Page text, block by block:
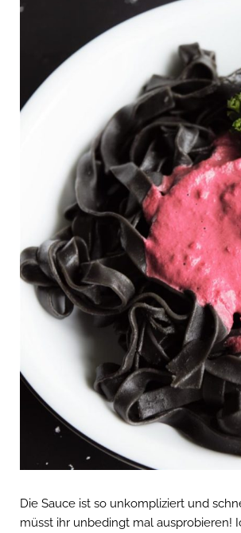
Die Sauce ist so unkompliziert und
müsst ihr unbedingt mal ausprobieren!